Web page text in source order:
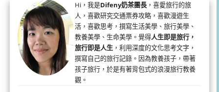
Hi，我是Difeny奶茶團長 ，喜愛旅行的旅
人，喜歡研究交通票券攻略，喜歡漫遊生
活，喜歡思考，撰寫生活美學、旅行美學、
教養美學、生命美學。覺得人生即是旅行，
旅行即是人生 ，利用深度的文化思考文字，
撰寫自己的旅行記錄。因為教養孩子，帶著
孩子旅行，於是有著背包式的浪漫旅行教養
觀。